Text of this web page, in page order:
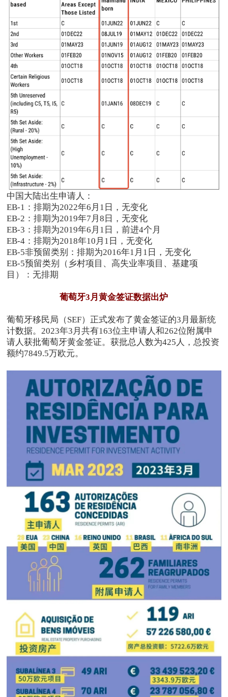
中国大陆出生申请人：
EB-1：排期为2022年6月1日，无变化
EB-2：排期为2019年7月8日，无变化
EB-3：排期为2019年6月1日，前进4个月
EB-4：排期为2018年10月1日，无变化
EB-5非预留类别：排期为2016年1月1日，无变化
EB-5预留类别（乡村项目、高失业率项目、基建项
目）：无排期
葡萄牙3月黄金签证数据出炉
葡萄牙移民局（SEF）正式发布了黄金签证的3月最新统
计数据。2023年3月共有163位主申请人和262位附属申
请人获批葡萄牙黄金签证。获批总人数为425人，总投资
额约7849.5万欧元。